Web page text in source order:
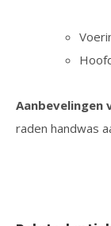
Aanbevelingen
raden handwas